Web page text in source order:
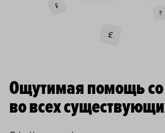
Ощутимая помощь со
во всех